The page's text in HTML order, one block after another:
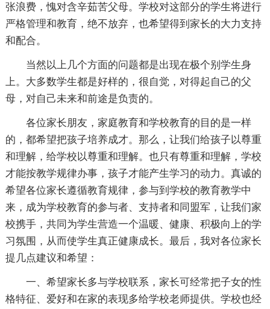
张浪费，愧对含辛茹苦父母。学校对这部分的学生将进行
严格管理和教育，绝不放弃，也希望得到家长的大力支持
和配合。
当然以上几个方面的问题都是出现在极个别学生身
上。大多数学生都是好样的，很自觉，对得起自己的父
母，对自己未来和前途是负责的。
各位家长朋友，家庭教育和学校教育的目的是一样
的，都希望把孩子培养成才。那么，让我们给孩子以尊重
和理解，给学校以尊重和理解。也只有尊重和理解，学校
才能按教学规律办事，孩子才能产生学习的动力。真诚的
希望各位家长遵循教育规律，参与到学校的教育教学中
来，成为学校教育的参与者、支持者和同盟军，让我们家
校携手，共同为学生营造一个温暖、健康、积极向上的学
习氛围，从而使学生真正健康成长。最后，我对各位家长
提几点建议和希望：
一、希望家长多与学校联系，家长可经常把子女的性
格特征、爱好和在家的表现多给学校老师提供。学校也经